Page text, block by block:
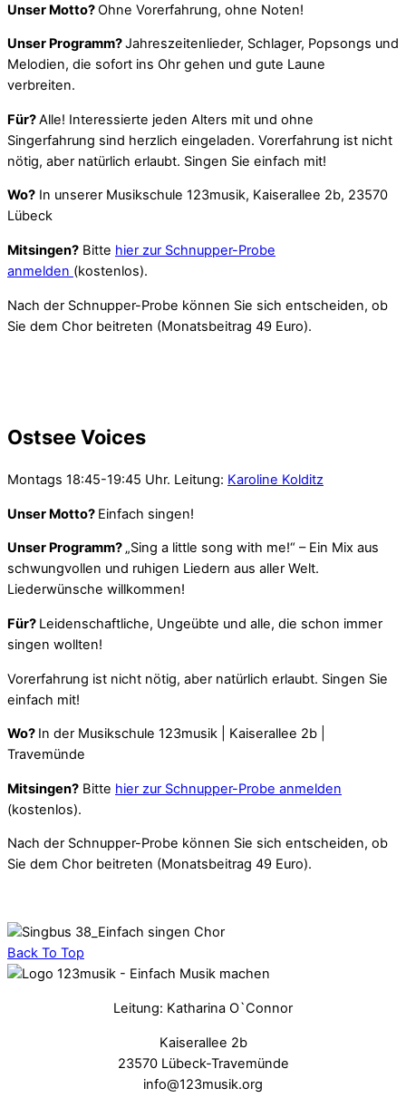
Unser Motto?Ohne Vorerfahrung, ohne Noten!
Unser Programm?Jahreszeitenlieder, Schlager, Popsongs und
Melodien, die sofort ins Ohr gehen und gute Laune
verbreiten.
Für?Alle! Interessierte jeden Alters mit und ohne
Singerfahrung sind herzlich eingeladen. Vorerfahrung ist nicht
nötig, aber natürlich erlaubt. Singen Sie einfach mit!
Wo? In unserer Musikschule 123musik, Kaiserallee 2b, 23570
Lübeck
Mitsingen? Bitte hier zur Schnupper-Probe
anmelden (kostenlos).
Nach der Schnupper-Probe können Sie sich entscheiden, ob
Sie dem Chor beitreten (Monatsbeitrag 49 Euro).
Ostsee Voices
Montags 18:45-19:45 Uhr. Leitung: Karoline Kolditz
Unser Motto? Einfach singen!
Unser Programm? „Sing a little song with me!“ – Ein Mix aus
schwungvollen und ruhigen Liedern aus aller Welt.
Liederwünsche willkommen!
Für? Leidenschaftliche, Ungeübte und alle, die schon immer
singen wollten!
Vorerfahrung ist nicht nötig, aber natürlich erlaubt. Singen Sie
einfach mit!
Wo? In der Musikschule 123musik | Kaiserallee 2b |
Travemünde
Mitsingen? Bitte hier zur Schnupper-Probe anmelden
(kostenlos).
Nach der Schnupper-Probe können Sie sich entscheiden, ob
Sie dem Chor beitreten (Monatsbeitrag 49 Euro).
Back To Top
Leitung: Katharina O`Connor
Kaiserallee 2b
23570 Lübeck-Travemünde
info@123musik.org